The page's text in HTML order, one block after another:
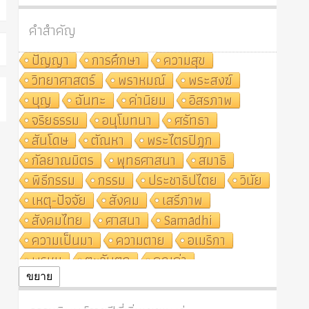
คำสำคัญ
ปัญญา
การศึกษา
ความสุข
วิทยาศาสตร์
พราหมณ์
พระสงฆ์
บุญ
ฉันทะ ค่านิยม
อิสรภาพ
จริยธรรม
อนุโมทนา
ศรัทธา
สันโดษ
ตัณหา
พระไตรปิฎก
กัลยาณมิตร
พุทธศาสนา
สมาธิ
พิธีกรรม
กรรม ประชาธิปไตย
วินัย
เหตุ-ปัจจัย
สังคม
เสรีภาพ
สังคมไทย
ศาสนา
Samādhi
ความเป็นมา
ความตาย
อเมริกา
พรหม
ตะวันตก
คุณค่า
ปฏิจจสมุปบาท
ศาสนาประจำชาติ
ขยาย